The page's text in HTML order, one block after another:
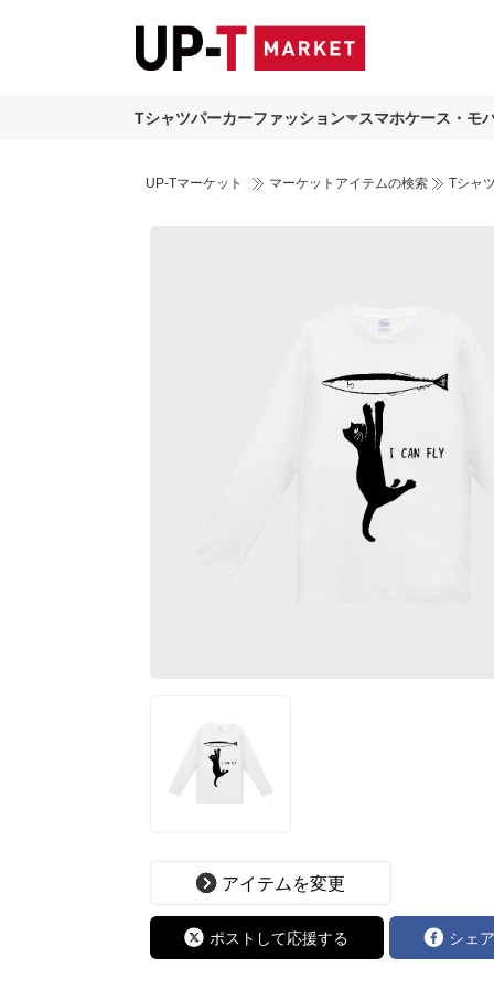
Tシャツパーカーファッション スマホケース・モ
UP-Tマーケット マーケットアイテムの検索 Tシャ
アイテムを変更
ポストして応援する シェ